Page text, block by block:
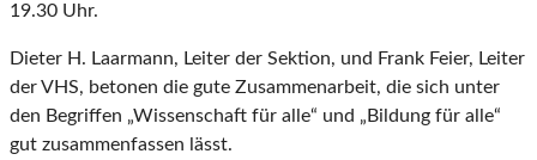
19.30 Uhr.
Dieter H. Laarmann, Leiter der Sektion, und Frank Feier, Leiter
der VHS, betonen die gute Zusammenarbeit, die sich unter
den Begriffen „Wissenschaft für alle“ und „Bildung für alle“
gut zusammenfassen lässt.